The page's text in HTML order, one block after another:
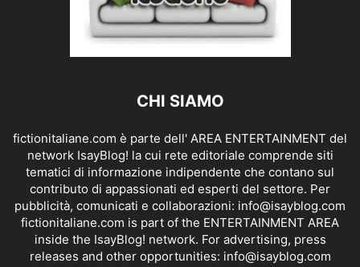
CHI SIAMO
fictionitaliane.com è parte dell' AREA ENTERTAINMENT del
network IsayBlog! la cui rete editoriale comprende siti
tematici di informazione indipendente che contano sul
contributo di appassionati ed esperti del settore. Per
pubblicità, comunicati e collaborazioni: info@isayblog.com
fictionitaliane.com is part of the ENTERTAINMENT AREA
inside the IsayBlog! network. For advertising, press
releases and other opportunities: info@isayblog.com